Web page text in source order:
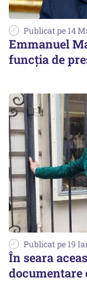
Publicat pe 14
Emmanuel
funcția de
Publicat pe 19
În seara